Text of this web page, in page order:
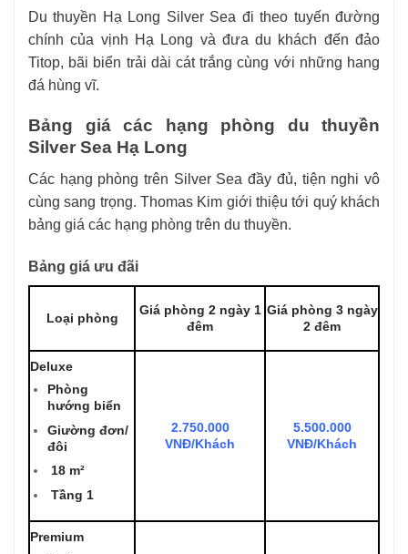
Du thuyền Hạ Long Silver Sea đi theo tuyến đường
chính của vịnh Hạ Long và đưa du khách đến đảo
Titop, bãi biển trải dài cát trắng cùng với những hang
đá hùng vĩ.
Bảng giá các hạng phòng du thuyền
Silver Sea Hạ Long
Các hạng phòng trên Silver Sea đầy đủ, tiện nghi vô
cùng sang trọng. Thomas Kim giới thiệu tới quý khách
bảng giá các hạng phòng trên du thuyền.
Bảng giá ưu đãi
Loại phòng
Giá phòng 2 ngày 1
đêm
Giá phòng 3 ngày
2 đêm
Deluxe
Phòng
hướng biển
Giường đơn/
đôi
18 m²
Tầng 1
2.750.000
VNĐ/Khách
5.500.000
VNĐ/Khách
Premium